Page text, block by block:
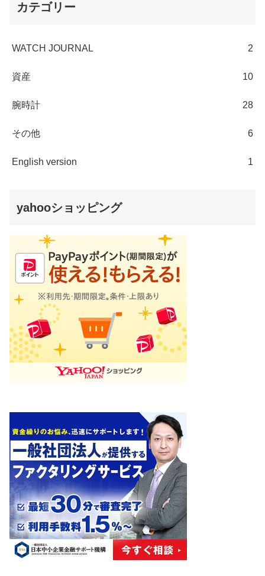
カテゴリー
WATCH JOURNAL 2
資産 10
腕時計 28
その他 6
English version 1
yahooショッピング